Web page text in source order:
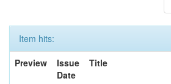
Item hits:
Preview
Issue
Date
Title